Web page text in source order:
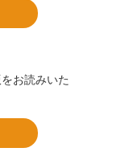
お読みいた